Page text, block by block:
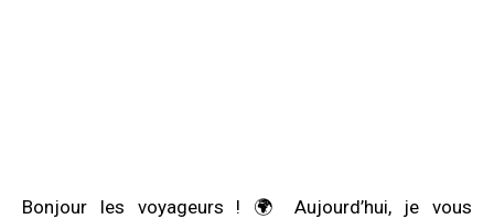
Bonjour les voyageurs ! 🌍 Aujourd’hui, je vous